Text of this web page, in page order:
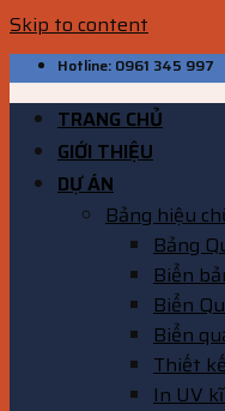
Skip to content
Hotline: 0961 345 997
TRANG CHỦ
GIỚI THIỆU
DỰ ÁN
Bảng hiệu
Bảng
Biển
Biển
Biển
Thiết
In UV